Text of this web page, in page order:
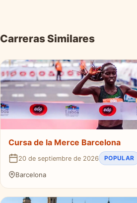
Carreras Similares
Cursa de la Merce Barcelona
20 de septiembre de 2026 POPULAR
Barcelona